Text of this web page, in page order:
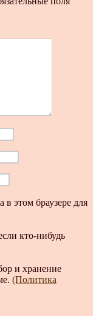
в этом браузере для
кто-нибудь
и хранение
(Политика